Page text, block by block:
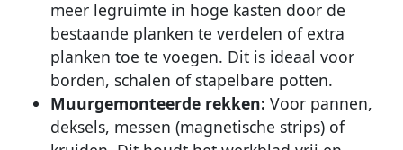
meer legruimte in hoge kasten door de
bestaande planken te verdelen of extra
planken toe te voegen. Dit is ideaal voor
borden, schalen of stapelbare potten.
Muurgemonteerde rekken: Voor pannen,
deksels, messen (magnetische strips) of